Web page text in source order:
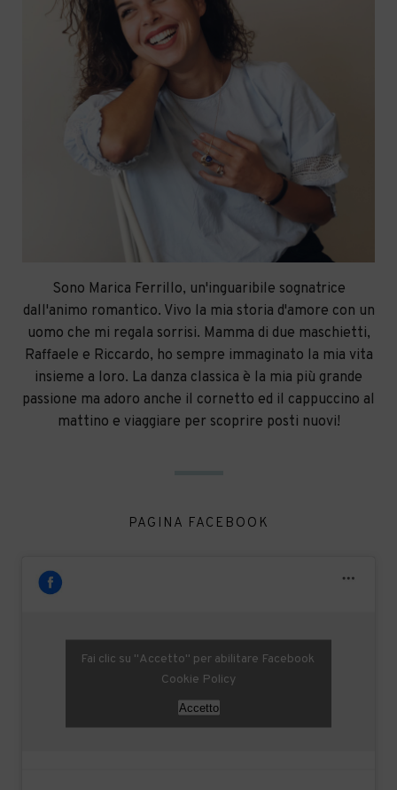
Sono Marica Ferrillo, un'inguaribile sognatrice
dall'animo romantico. Vivo la mia storia d'amore con un
uomo che mi regala sorrisi. Mamma di due maschietti,
Raffaele e Riccardo, ho sempre immaginato la mia vita
insieme a loro. La danza classica è la mia più grande
passione ma adoro anche il cornetto ed il cappuccino al
mattino e viaggiare per scoprire posti nuovi!
PAGINA FACEBOOK
Fai clic su "Accetto" per abilitare Facebook
Cookie Policy
Accetto